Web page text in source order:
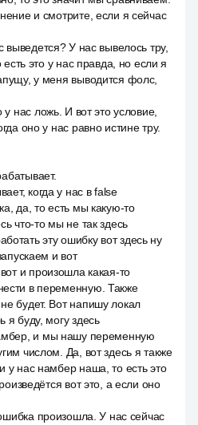
и смотрите, если я сейчас
выведется? У нас вывелось тру,
это у нас правда, но если я
у меня выводится фолс,
нас ложь. И вот это условие,
оно у нас равно истине тру.
когда у нас в false
да, то есть мы какую-то
что-то мы не так здесь
эту ошибку вот здесь ну
и вот
и произошла какая-то
в переменную. Также
будет. Вот напишу локал
я буду, могу здесь
и мы нашу переменную
числом. Да, вот здесь я также
у нас намбер наша, то есть это
вот это, а если оно
произошла. У нас сейчас